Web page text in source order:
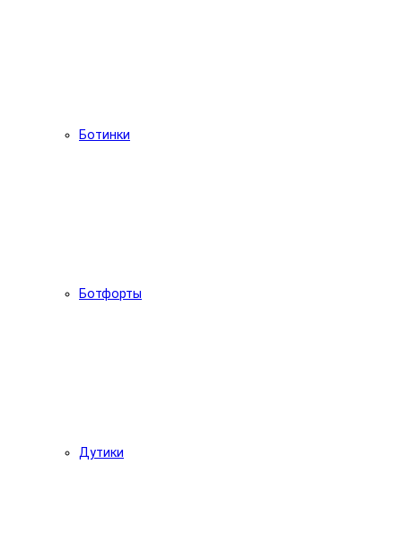
Ботинки
Ботфорты
Дутики